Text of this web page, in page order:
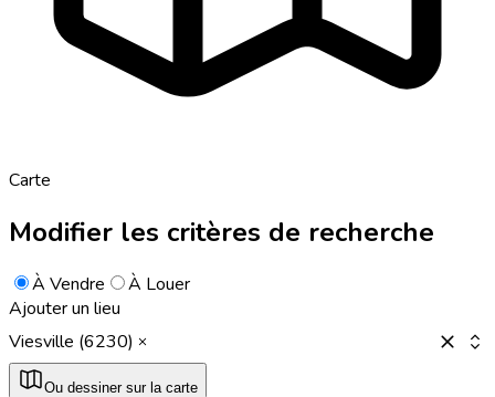
Carte
Modifier les critères de recherche
À Vendre
À Louer
Ajouter un lieu
Viesville (6230)
Ou dessiner sur la carte